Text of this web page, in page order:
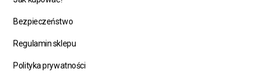
Bezpieczeństwo
Regulamin sklepu
Polityka prywatności